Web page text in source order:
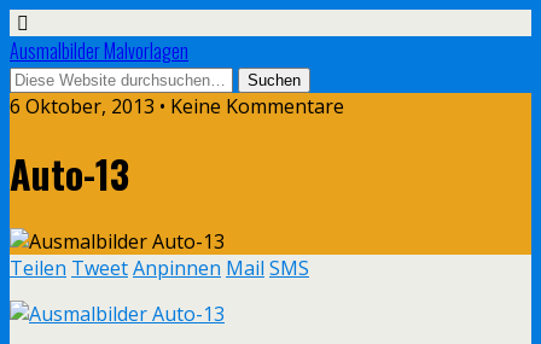
Ausmalbilder Malvorlagen
6 Oktober, 2013 • Keine Kommentare
Auto-13
Teilen TweetAnpinnen Mail SMS